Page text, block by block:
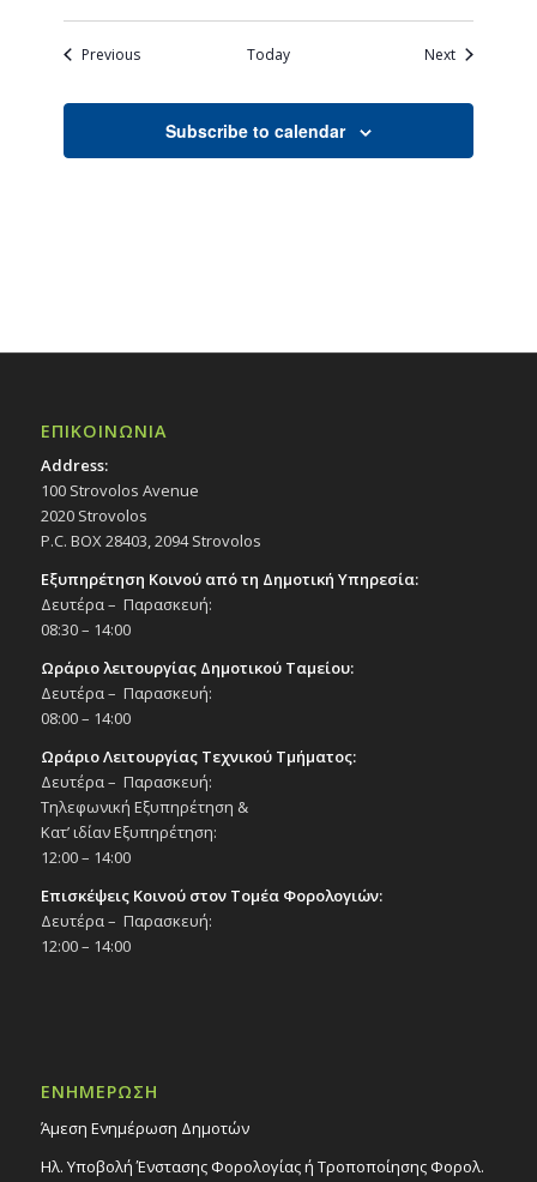
PreviousEvents Today NextEvents
Subscribe to calendar
ΕΠΙΚΟΙΝΩΝΙΑ
Address:
100 Strovolos Avenue
2020 Strovolos
P.C. BOX 28403, 2094 Strovolos
Εξυπηρέτηση Κοινού από τη Δημοτική Υπηρεσία:
Δευτέρα – Παρασκευή:
08:30 – 14:00
Ωράριο λειτουργίας Δημοτικού Ταμείου:
Δευτέρα – Παρασκευή:
08:00 – 14:00
Ωράριο Λειτουργίας Τεχνικού Τμήματος:
Δευτέρα – Παρασκευή:
Τηλεφωνική Εξυπηρέτηση &
Κατ’ ιδίαν Εξυπηρέτηση:
12:00 – 14:00
Επισκέψεις Κοινού στον Τομέα Φορολογιών:
Δευτέρα – Παρασκευή:
12:00 – 14:00
ΕΝΗΜΕΡΩΣΗ
Άμεση Ενημέρωση Δημοτών
Ηλ. Υποβολή Ένστασης Φορολογίας ή Τροποποίησης Φορολ.